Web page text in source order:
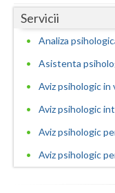
Mehedinti
Neamt
Olt
Prahova
Salaj
Servicii
Analiza
Asistenta
Aviz psihologic in
Aviz psihologic
Aviz psihologic
Aviz psihologic